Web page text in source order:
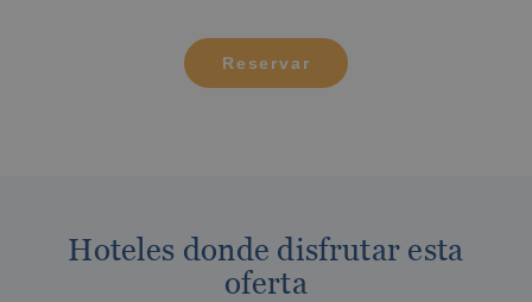
Los mejores hoteles para niños en
Reservar
Hoteles donde disfrutar esta
oferta